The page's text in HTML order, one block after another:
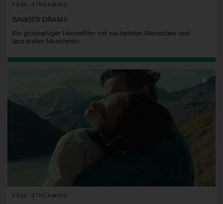
FREE-STREAMING
BAGGER DRAMA
Ein grossartiger Heimatfilm mit suchenden Menschen und
tanzenden Maschinen
FREE-STREAMING